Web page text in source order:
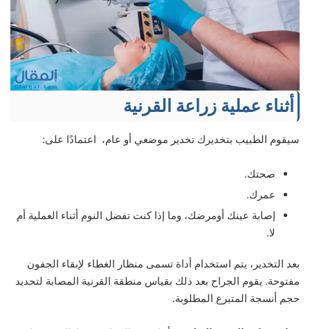
أثناء عملية زراعة القرنية
سيقوم الطبيب بتخديرك تخدير موضعي أو عام، اعتمادًا على:
صحتك.
عمرك.
إصابة عينك أومرضك، وما إذا كنت تفضل النوم أثناء العملية أم
لا.
بعد التخدير، يتم استخدام أداة تسمى منظار الغطاء لإبقاء الجفون
مفتوحة. يقوم الجراح بعد ذلك بقياس منطقة القرنية المصابة لتحديد
حجم أنسجة المتبرع المطلوبة.